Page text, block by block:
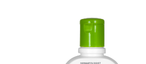
Skånsom rensing: Cetaphils milde
forstyrre hudens naturlige
Fuktighetsgivende formler
:
fuktighet, slik at huden føles myk